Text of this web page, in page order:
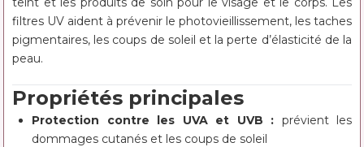
filtres UV aident à prévenir le photovieillissement, les taches
pigmentaires, les coups de soleil et la perte d’élasticité de la
peau.
Propriétés principales
Protection contre les UVA et UVB : prévient les
dommages cutanés et les coups de soleil